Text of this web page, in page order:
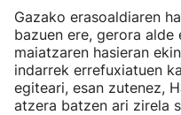
Gazako erasoaldiaren
bazuen ere, gerora alde
maiatzaren hasieran
indarrek errefuxiatuen
egiteari, esan zutenez,
atzera batzen ari zirela